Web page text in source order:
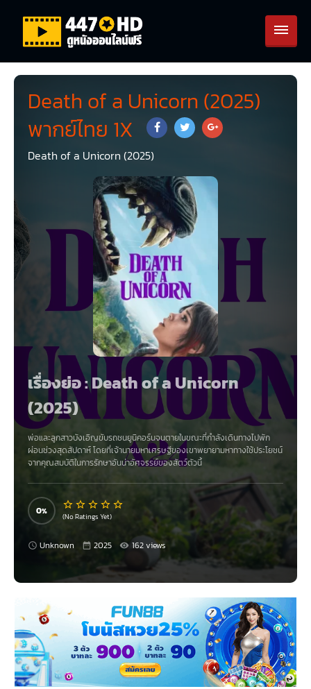
Death of a Unicorn (2025)
พากย์ไทย 1X
Death of a Unicorn (2025)
เรื่องย่อ : Death of a Unicorn
(2025)
พ่อและลูกสาวบังเอิญขับรถชนยูนิคอร์นจนตายในขณะที่กำลังเดินทางไปพัก
ผ่อนช่วงสุดสัปดาห์ โดยที่เจ้านายมหาเศรษฐีของเขาพยายามหาทางใช้ประโยชน์
จากคุณสมบัติในการรักษาอันน่าอัศจรรย์ของสัตว์ตัวนี้
0 (No Ratings Yet)
Unknown 2025 162 views